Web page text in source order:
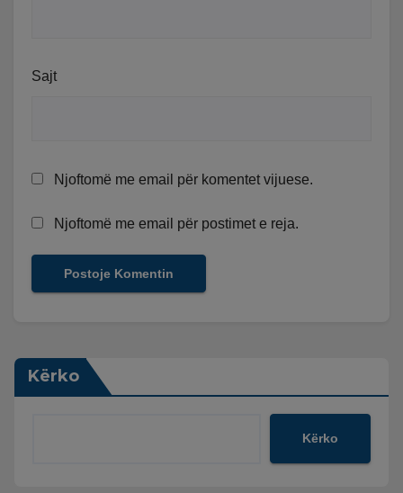
Sajt
Njoftomë me email për komentet vijuese.
Njoftomë me email për postimet e reja.
Kërko
Kërko